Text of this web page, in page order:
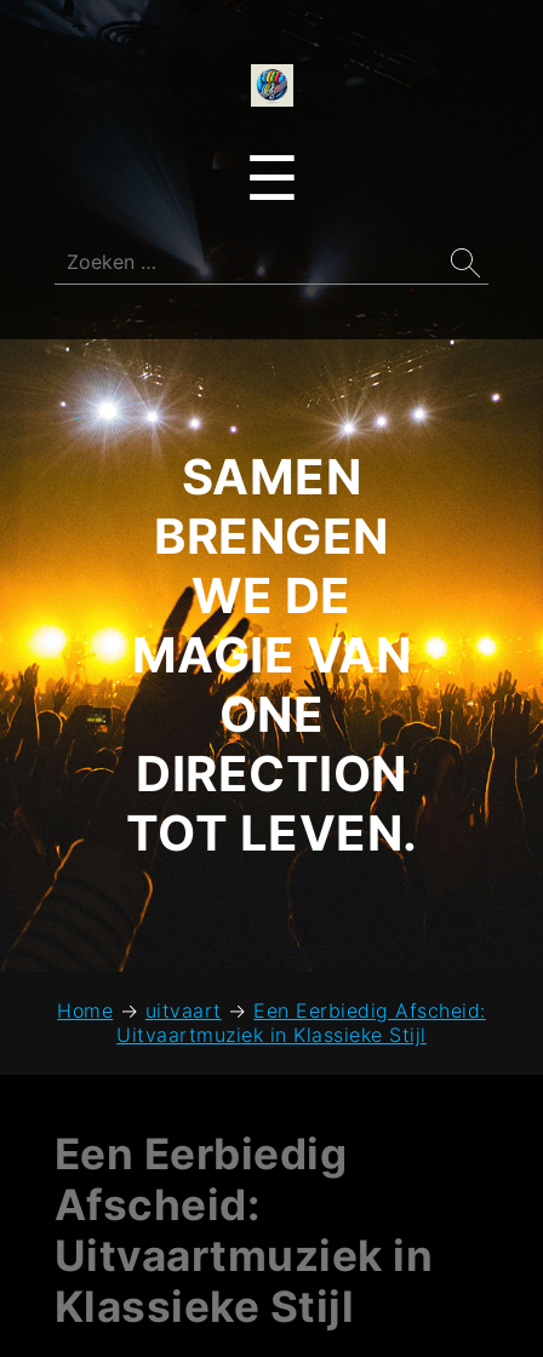
☰
Zoeken
naar:
SAMEN
BRENGEN
WE DE
MAGIE VAN
ONE
DIRECTION
TOT LEVEN.
Home → uitvaart → Een Eerbiedig Afscheid:
Uitvaartmuziek in Klassieke Stijl
Een Eerbiedig
Afscheid:
Uitvaartmuziek in
Klassieke Stijl